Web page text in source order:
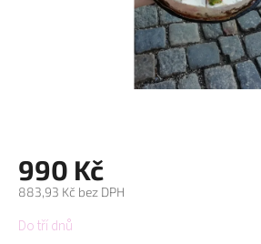
990 Kč
883,93 Kč bez DPH
Měrná
cena:
Do tří dnů